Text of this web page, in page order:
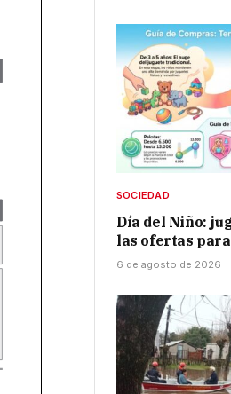
SOCIEDAD
Día del Niño:
las ofertas
6 de agosto de 2026